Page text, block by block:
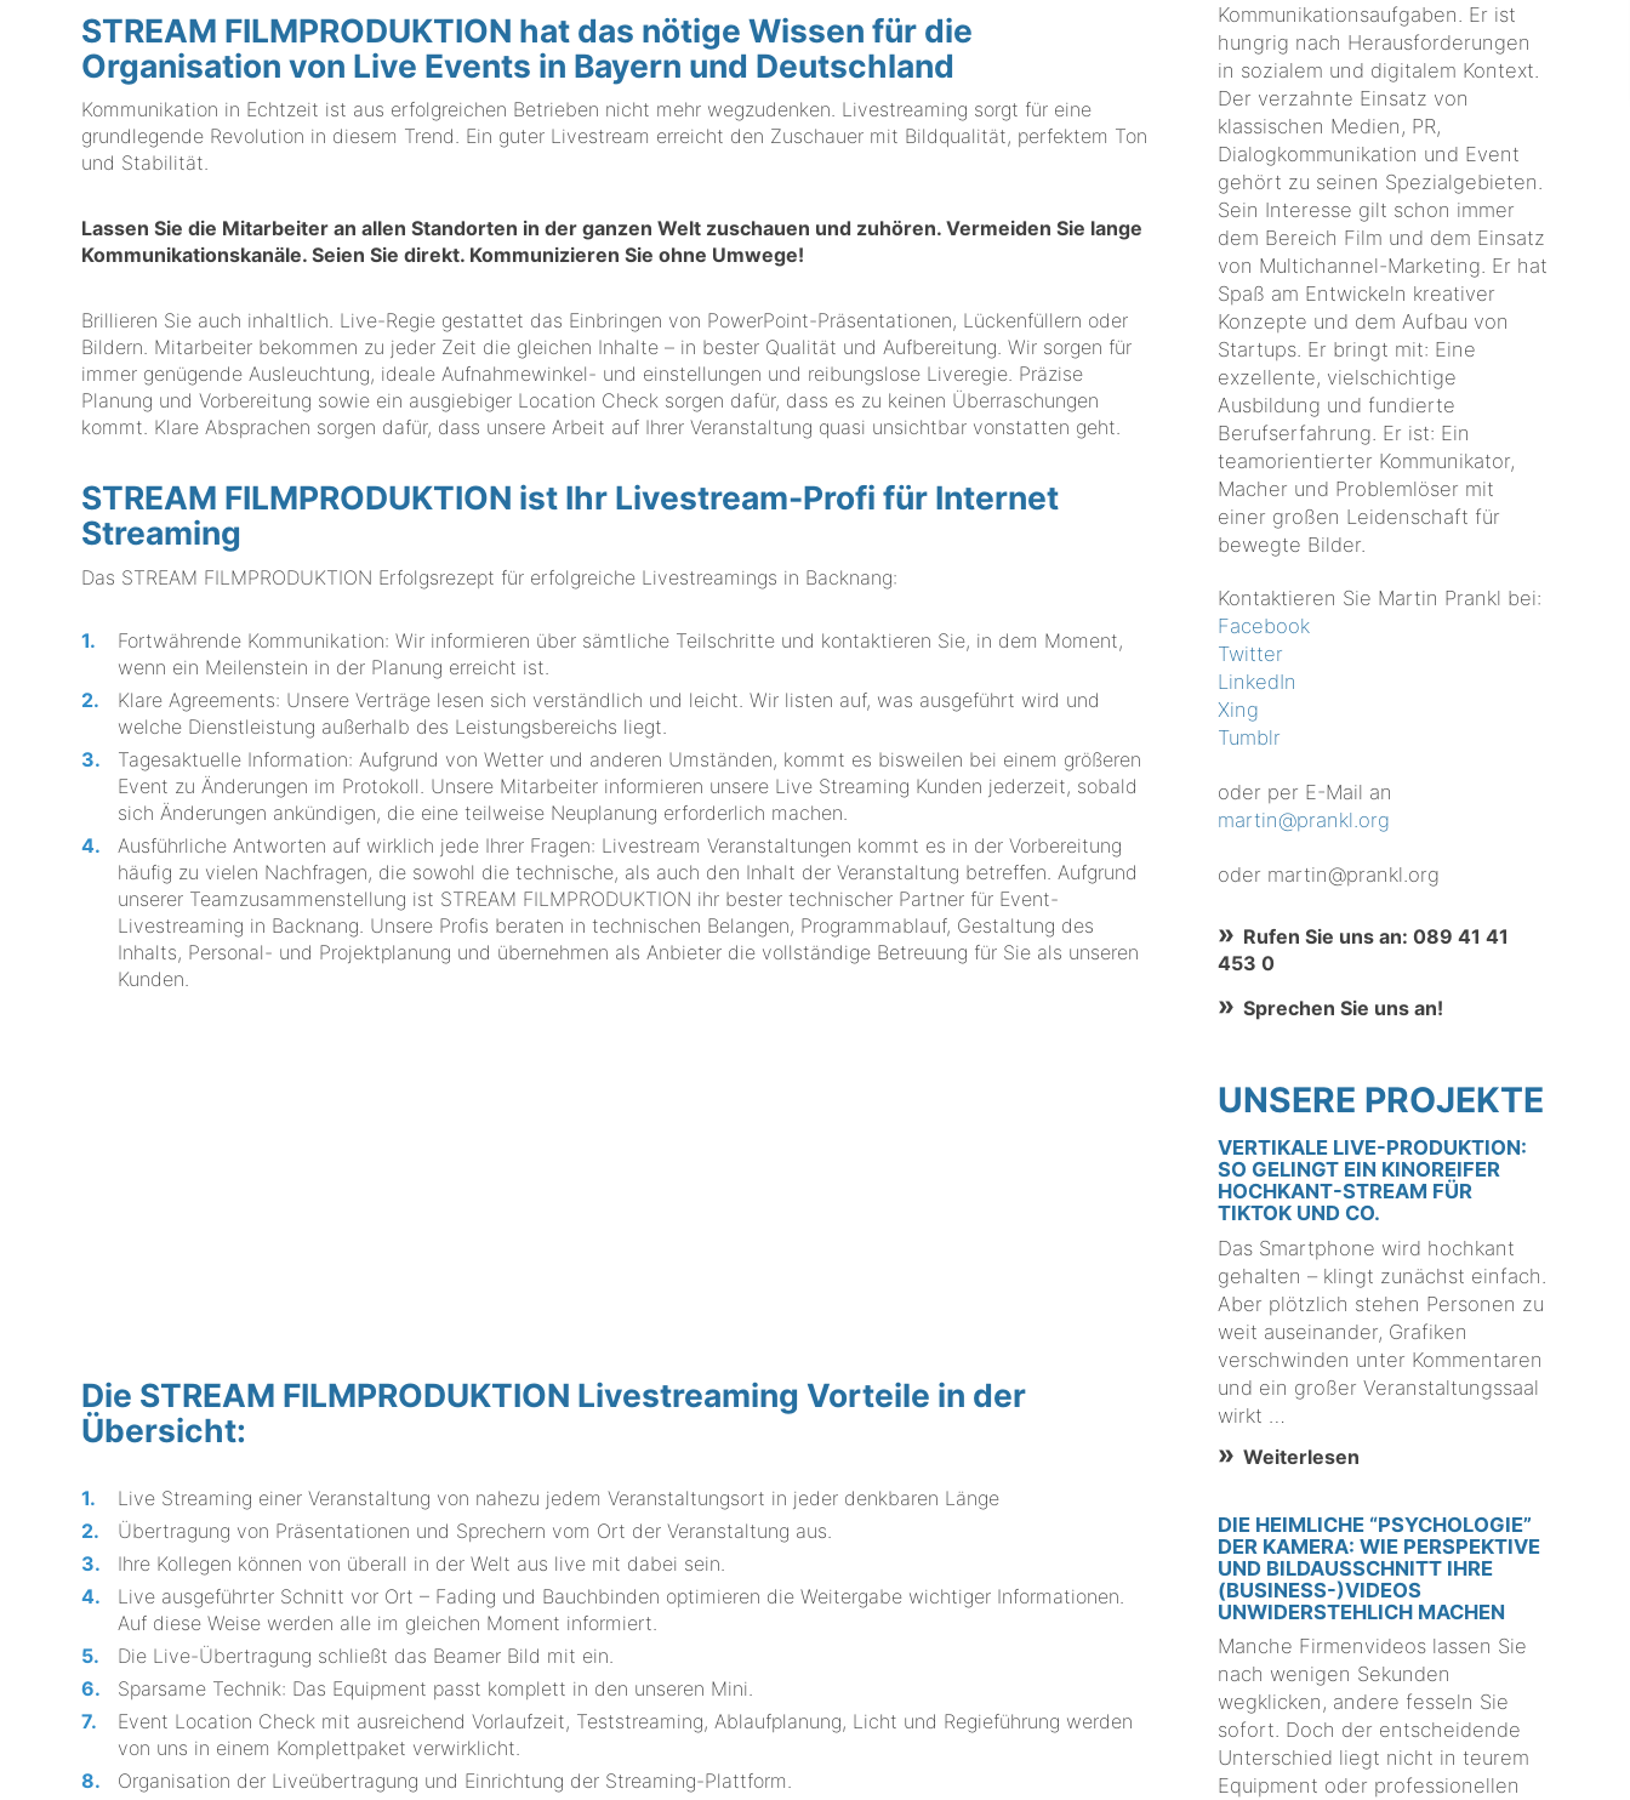
STREAM FILMPRODUKTION hat das nötige Wissen für die
Organisation von Live Events in Bayern und Deutschland
Kommunikation in Echtzeit ist aus erfolgreichen Betrieben nicht mehr wegzudenken. Livestreaming sorgt für eine
grundlegende Revolution in diesem Trend. Ein guter Livestream erreicht den Zuschauer mit Bildqualität, perfektem Ton
und Stabilität.
Lassen Sie die Mitarbeiter an allen Standorten in der ganzen Welt zuschauen und zuhören. Vermeiden Sie lange
Kommunikationskanäle. Seien Sie direkt. Kommunizieren Sie ohne Umwege!
Brillieren Sie auch inhaltlich. Live-Regie gestattet das Einbringen von PowerPoint-Präsentationen, Lückenfüllern oder
Bildern. Mitarbeiter bekommen zu jeder Zeit die gleichen Inhalte – in bester Qualität und Aufbereitung. Wir sorgen für
immer genügende Ausleuchtung, ideale Aufnahmewinkel- und einstellungen und reibungslose Liveregie. Präzise
Planung und Vorbereitung sowie ein ausgiebiger Location Check sorgen dafür, dass es zu keinen Überraschungen
kommt. Klare Absprachen sorgen dafür, dass unsere Arbeit auf Ihrer Veranstaltung quasi unsichtbar vonstatten geht.
STREAM FILMPRODUKTION ist Ihr Livestream-Profi für Internet
Streaming
Das STREAM FILMPRODUKTION Erfolgsrezept für erfolgreiche Livestreamings in Backnang:
Fortwährende Kommunikation: Wir informieren über sämtliche Teilschritte und kontaktieren Sie, in dem Moment,
wenn ein Meilenstein in der Planung erreicht ist.
Klare Agreements: Unsere Verträge lesen sich verständlich und leicht. Wir listen auf, was ausgeführt wird und
welche Dienstleistung außerhalb des Leistungsbereichs liegt.
Tagesaktuelle Information: Aufgrund von Wetter und anderen Umständen, kommt es bisweilen bei einem größeren
Event zu Änderungen im Protokoll. Unsere Mitarbeiter informieren unsere Live Streaming Kunden jederzeit, sobald
sich Änderungen ankündigen, die eine teilweise Neuplanung erforderlich machen.
Ausführliche Antworten auf wirklich jede Ihrer Fragen: Livestream Veranstaltungen kommt es in der Vorbereitung
häufig zu vielen Nachfragen, die sowohl die technische, als auch den Inhalt der Veranstaltung betreffen. Aufgrund
unserer Teamzusammenstellung ist STREAM FILMPRODUKTION ihr bester technischer Partner für Event-
Livestreaming in Backnang. Unsere Profis beraten in technischen Belangen, Programmablauf, Gestaltung des
Inhalts, Personal- und Projektplanung und übernehmen als Anbieter die vollständige Betreuung für Sie als unseren
Kunden.
Die STREAM FILMPRODUKTION Livestreaming Vorteile in der
Übersicht:
Live Streaming einer Veranstaltung von nahezu jedem Veranstaltungsort in jeder denkbaren Länge
Übertragung von Präsentationen und Sprechern vom Ort der Veranstaltung aus.
Ihre Kollegen können von überall in der Welt aus live mit dabei sein.
Live ausgeführter Schnitt vor Ort – Fading und Bauchbinden optimieren die Weitergabe wichtiger Informationen.
Auf diese Weise werden alle im gleichen Moment informiert.
Die Live-Übertragung schließt das Beamer Bild mit ein.
Sparsame Technik: Das Equipment passt komplett in den unseren Mini.
Event Location Check mit ausreichend Vorlaufzeit, Teststreaming, Ablaufplanung, Licht und Regieführung werden
von uns in einem Komplettpaket verwirklicht.
Organisation der Liveübertragung und Einrichtung der Streaming-Plattform.
Kommunikationsaufgaben. Er ist
hungrig nach Herausforderungen
in sozialem und digitalem Kontext.
Der verzahnte Einsatz von
klassischen Medien, PR,
Dialogkommunikation und Event
gehört zu seinen Spezialgebieten.
Sein Interesse gilt schon immer
dem Bereich Film und dem Einsatz
von Multichannel-Marketing. Er hat
Spaß am Entwickeln kreativer
Konzepte und dem Aufbau von
Startups. Er bringt mit: Eine
exzellente, vielschichtige
Ausbildung und fundierte
Berufserfahrung. Er ist: Ein
teamorientierter Kommunikator,
Macher und Problemlöser mit
einer großen Leidenschaft für
bewegte Bilder.
Kontaktieren Sie Martin Prankl bei:
Facebook
Twitter
LinkedIn
Xing
Tumblr
oder per E-Mail an
martin@prankl.org
oder martin@prankl.org
Rufen Sie uns an: 089 41 41
453 0
Sprechen Sie uns an!
UNSERE PROJEKTE
VERTIKALE LIVE-PRODUKTION:
SO GELINGT EIN KINOREIFER
HOCHKANT-STREAM FÜR
TIKTOK UND CO.
Das Smartphone wird hochkant
gehalten – klingt zunächst einfach.
Aber plötzlich stehen Personen zu
weit auseinander, Grafiken
verschwinden unter Kommentaren
und ein großer Veranstaltungssaal
wirkt …
Weiterlesen
DIE HEIMLICHE “PSYCHOLOGIE”
DER KAMERA: WIE PERSPEKTIVE
UND BILDAUSSCHNITT IHRE
(BUSINESS-)VIDEOS
UNWIDERSTEHLICH MACHEN
Manche Firmenvideos lassen Sie
nach wenigen Sekunden
wegklicken, andere fesseln Sie
sofort. Doch der entscheidende
Unterschied liegt nicht in teurem
Equipment oder professionellen